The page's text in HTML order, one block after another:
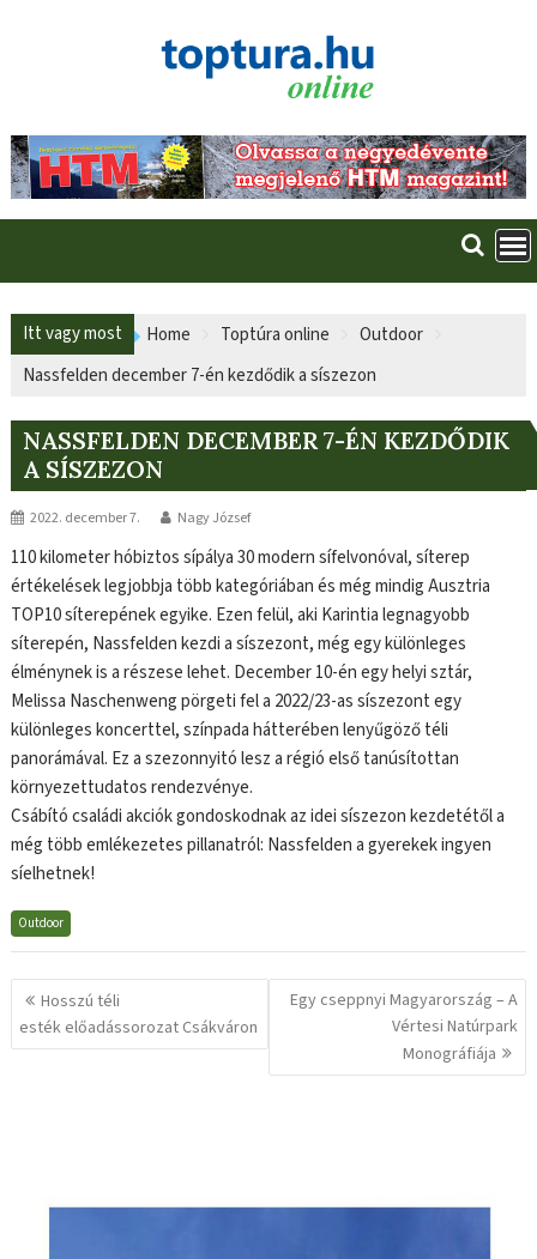
Itt vagy most Home Toptúra online
Outdoor
Nassfelden december 7-én kezdődik a síszezon
NASSFELDEN DECEMBER 7-ÉN KEZDŐDIK
A SÍSZEZON
2022. december 7. Nagy József
110 kilometer hóbiztos sípálya 30 modern sífelvonóval, síterep
értékelések legjobbja több kategóriában és még mindig Ausztria
TOP10 síterepének egyike. Ezen felül, aki Karintia legnagyobb
síterepén, Nassfelden kezdi a síszezont, még egy különleges
élménynek is a részese lehet. December 10-én egy helyi sztár,
Melissa Naschenweng pörgeti fel a 2022/23-as síszezont egy
különleges koncerttel, színpada hátterében lenyűgöző téli
panorámával. Ez a szezonnyitó lesz a régió első tanúsítottan
környezettudatos rendezvénye.
Csábító családi akciók gondoskodnak az idei síszezon kezdetétől a
még több emlékezetes pillanatról: Nassfelden a gyerekek ingyen
síelhetnek!
Outdoor
Bejegyzés
navigáció
Hosszú téli
esték előadássorozat Csákváron
Egy cseppnyi Magyarország – A
Vértesi Natúrpark
Monográfiája